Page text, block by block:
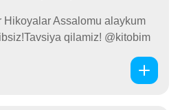
Hikoyalar Assalomu alaykum
qilamiz! @kitobim